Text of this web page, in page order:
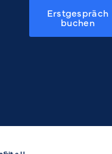
Erstgespräch
buchen